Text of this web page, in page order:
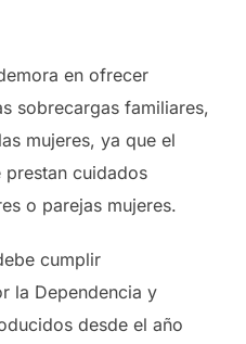
en ofrecer
sobrecargas familiares,
mujeres, ya que el
cuidados
o parejas mujeres.
cumplir
la Dependencia y
desde el año